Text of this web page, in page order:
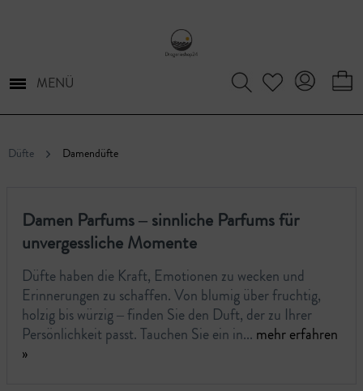
MENÜ
Düfte Damendüfte
Damen Parfums – sinnliche Parfums für
unvergessliche Momente
Düfte haben die Kraft, Emotionen zu wecken und
Erinnerungen zu schaffen. Von blumig über fruchtig,
holzig bis würzig – finden Sie den Duft, der zu Ihrer
Persönlichkeit passt. Tauchen Sie ein in... mehr erfahren
»